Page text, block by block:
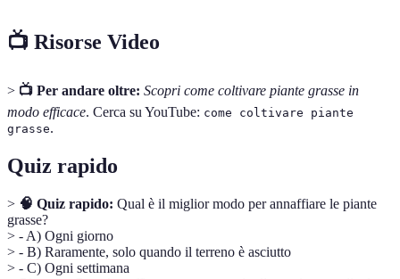
📺 Risorse Video
> 📺 Per andare oltre: Scopri come coltivare piante grasse in
modo efficace. Cerca su YouTube: come coltivare piante
grasse.
Quiz rapido
> 🧠 Quiz rapido: Qual è il miglior modo per annaffiare le piante
grasse?
> - A) Ogni giorno
> - B) Raramente, solo quando il terreno è asciutto
> - C) Ogni settimana